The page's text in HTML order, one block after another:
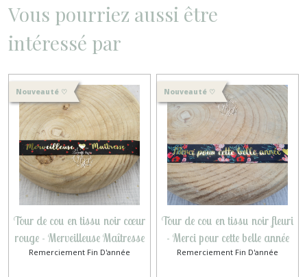
Vous pourriez aussi être
intéressé par
Nouveauté ♡
Tour de cou en tissu noir cœur
rouge - Merveilleuse Maîtresse
Remerciement Fin D'année
Nouveauté ♡
Tour de cou en tissu noir fleuri
- Merci pour cette belle année
Remerciement Fin D'année